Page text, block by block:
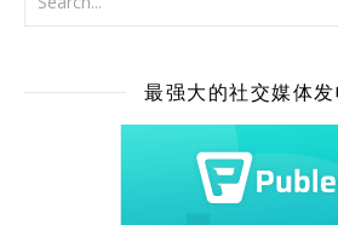
最强大的社交媒体